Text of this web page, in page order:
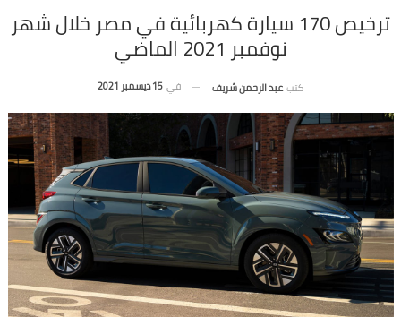
ترخيص 170 سيارة كهربائية في مصر خلال شهر
نوفمبر 2021 الماضي
كتب عبد الرحمن شريف في 15 ديسمبر 2021